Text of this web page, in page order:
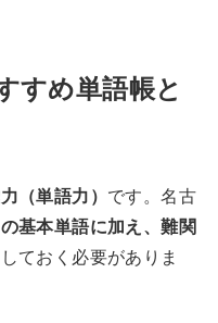
すめ単語帳と
（単語力） です。名古
基本単語に加え、難関
ておく必要がありま